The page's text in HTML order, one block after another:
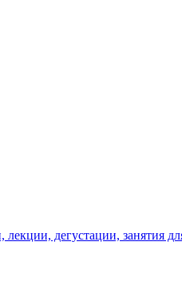
лекции, дегустации, занятия